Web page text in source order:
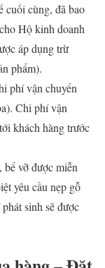
cuối cùng, đã bao
Hộ kinh doanh
áp dụng trừ
phẩm).
phí vận chuyển
Chi phí vận
khách hàng trước
vỡ được miễn
yêu cầu nẹp gỗ
sinh sẽ được